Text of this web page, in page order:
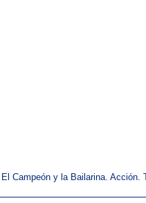
El Campeón y la Bailarina.